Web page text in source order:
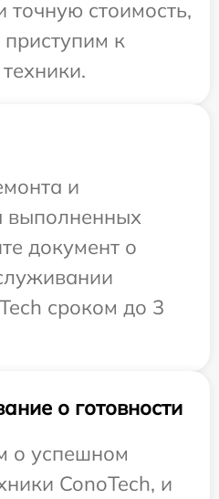
точную стоимость,
к
и
выполненных
документ о
сроком до 3
о готовности
о успешном
ConoTech, и